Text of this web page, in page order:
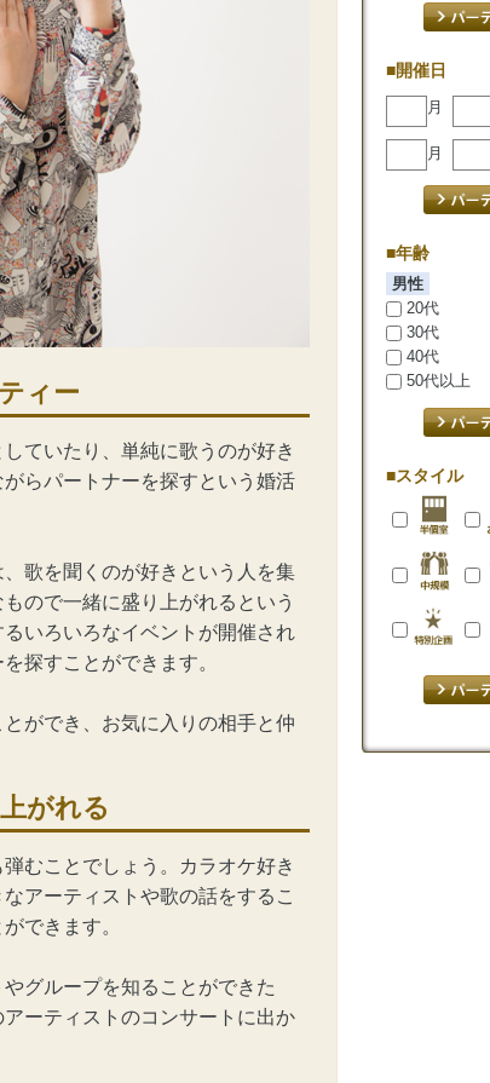
ィー
ていたり、単純に歌うのが好き
らパートナーを探すという婚活
歌を聞くのが好きという人を集
ので一緒に盛り上がれるという
いろいろなイベントが開催され
探すことができます。
ができ、お気に入りの相手と仲
がれる
むことでしょう。カラオケ好き
アーティストや歌の話をするこ
できます。
グループを知ることができた
ーティストのコンサートに出か
■開催日
月
月
■年齢
男性
20代
30代
40代
50代以上
■スタイル